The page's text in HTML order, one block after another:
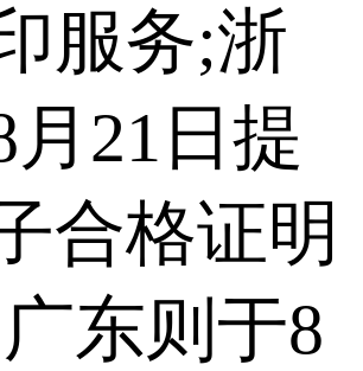
服务;浙
21日提
合格证明
东则于8